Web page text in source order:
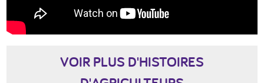
VOIR PLUS D'HISTOIRES